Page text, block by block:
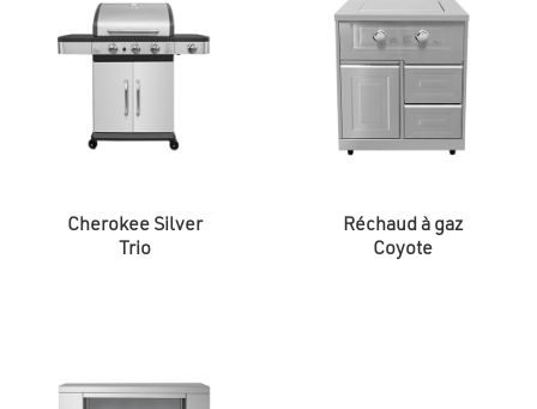
Cherokee Silver
Trio
Réchaud à gaz
Coyote